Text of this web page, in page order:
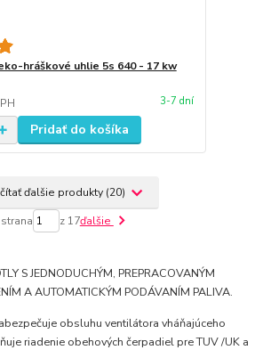
hráškové uhlie 5s 640 - 17 kw
3-7 dní
Pridať do košíka
ďalšie produkty (20)
strana z 17ďalšie
S JEDNODUCHÝM, PREPRACOVANÝM
A AUTOMATICKÝM PODÁVANÍM PALIVA.
obsluhu ventilátora vháňajúceho
riadenie obehových čerpadiel pre TUV /UK a